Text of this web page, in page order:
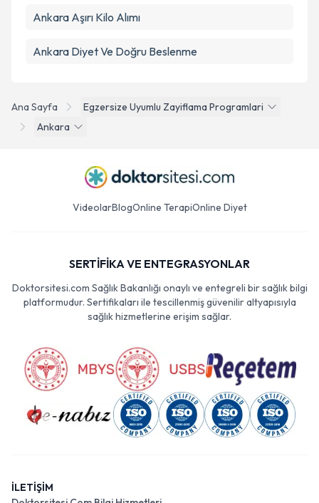
Ana Sayfa
Egzersize Uyumlu Zayiflama Programlari
Ankara
Ankara Aşırı Kilo Alımı
Ankara Diyet Ve Doğru Beslenme
VideolarBlogOnline TerapiOnline Diyet
SERTİFİKA VE ENTEGRASYONLAR
Doktorsitesi.com Sağlık Bakanlığı onaylı ve entegreli bir sağlık bilgi
platformudur. Sertifikaları ile tescillenmiş güvenilir altyapısıyla
sağlık hizmetlerine erişim sağlar.
İLETİŞİM